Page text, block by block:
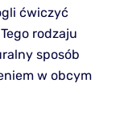
ćwiczyć
rodzaju
sposób
w obcym